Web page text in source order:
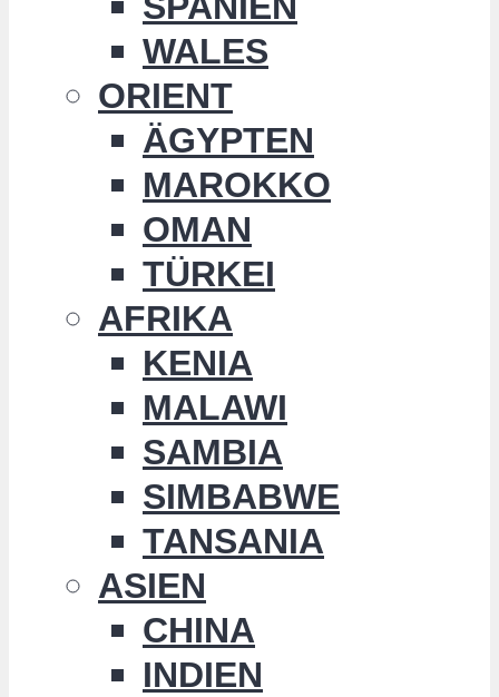
WALES
ORIENT
ÄGYPTEN
MAROKKO
OMAN
TÜRKEI
AFRIKA
KENIA
MALAWI
SAMBIA
SIMBABWE
TANSANIA
ASIEN
CHINA
INDIEN